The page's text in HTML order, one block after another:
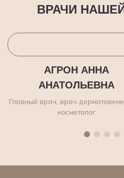
ВРАЧИ
АГРОН АННА
АНАТОЛЬЕВНА
Главный врач, врач
косметолог